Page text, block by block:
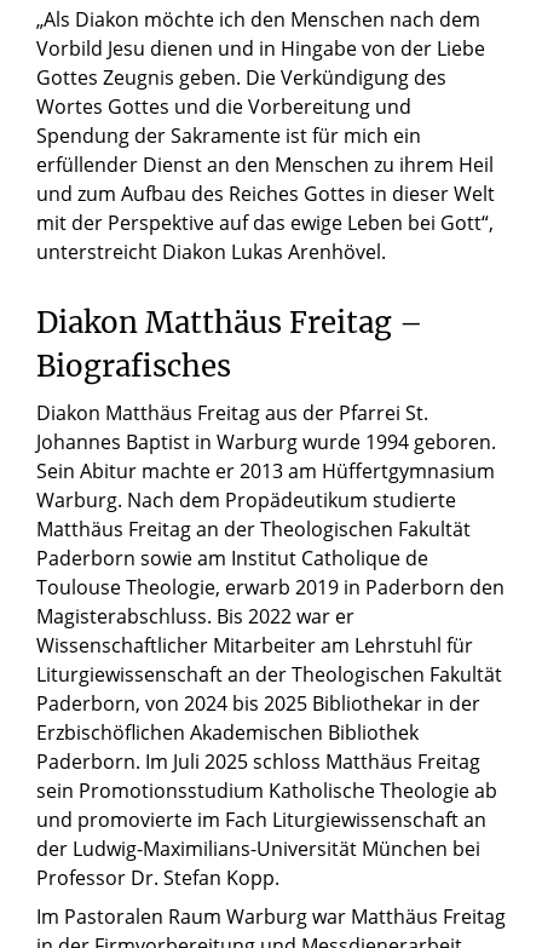
„Als Diakon möchte ich den Menschen nach dem
Vorbild Jesu dienen und in Hingabe von der Liebe
Gottes Zeugnis geben. Die Verkündigung des
Wortes Gottes und die Vorbereitung und
Spendung der Sakramente ist für mich ein
erfüllender Dienst an den Menschen zu ihrem Heil
und zum Aufbau des Reiches Gottes in dieser Welt
mit der Perspektive auf das ewige Leben bei Gott“,
unterstreicht Diakon Lukas Arenhövel.
Diakon Matthäus Freitag –
Biografisches
Diakon Matthäus Freitag aus der Pfarrei St.
Johannes Baptist in Warburg wurde 1994 geboren.
Sein Abitur machte er 2013 am Hüffertgymnasium
Warburg. Nach dem Propädeutikum studierte
Matthäus Freitag an der Theologischen Fakultät
Paderborn sowie am Institut Catholique de
Toulouse Theologie, erwarb 2019 in Paderborn den
Magisterabschluss. Bis 2022 war er
Wissenschaftlicher Mitarbeiter am Lehrstuhl für
Liturgiewissenschaft an der Theologischen Fakultät
Paderborn, von 2024 bis 2025 Bibliothekar in der
Erzbischöflichen Akademischen Bibliothek
Paderborn. Im Juli 2025 schloss Matthäus Freitag
sein Promotionsstudium Katholische Theologie ab
und promovierte im Fach Liturgiewissenschaft an
der Ludwig-Maximilians-Universität München bei
Professor Dr. Stefan Kopp.
Im Pastoralen Raum Warburg war Matthäus Freitag